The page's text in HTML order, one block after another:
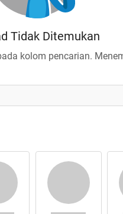
Tidak Ditemukan
kolom pencarian.